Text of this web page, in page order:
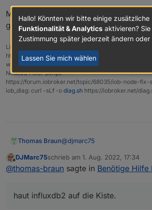
haut influxdb2 auf die Kiste.
aber nur mit 64bit
Mit 32bit kann der nicht installiert
gar nicht in der Auslage liegt.
Linux-Werkzeugkasten:
https://forum.iobroker.net/topic/42952/der-kleine-
werkzeugkasten
NodeJS Fixer Skript:
https://forum.iobroker.net/topic/68035/iob-node-fix-
iob_diag: curl -sLf -o diag.sh https://iobroker.net/
Thomas Braun@djmarc75
Offline
DJMarc75schrieb am 1. Aug. 2022, 17:34
zuletzt editiert von
@thomas-braun sagte in Benötige Hilfe
haut influxdb2 auf die Kiste.
Hallo! Könnten wir bitte einige zusätzliche
Funktionalität & Analytics aktivieren?
Zustimmung später jederzeit ändern
Lassen Sie mich wählen